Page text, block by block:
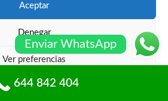
Aceptar
Denegar
Ver preferencias
cookiesPolíticas de privacidad
Enviar WhatsApp
644 842 404